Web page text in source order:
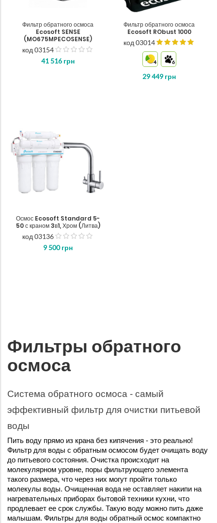
Фильтр обратного осмоса
Ecosoft SENSE
(MO675MPECOSENSE)
код 03154
41 516 грн
Фильтр обратного осмоса
Ecosoft RObust 1000
код 03014
4 6
29 449 грн
Осмос Ecosoft Standard 5-
50 с краном 3в1, Хром (Литва)
код 03136
9 500грн
Фильтры обратного
осмоса
Система обратного осмоса - самый
эффективный фильтр для очистки питьевой
воды
Пить воду прямо из крана без кипячения - это реально!
Фильтр для воды с обратным осмосом будет очищать воду
до питьевого состояния. Очистка происходит на
молекулярном уровне, поры фильтрующего элемента
такого размера, что через них могут пройти только
молекулы воды. Очищенная вода не оставляет накипи на
нагревательных приборах бытовой техники кухни, что
продлевает ее срок службы. Такую воду можно пить даже
малышам. Фильтры для воды обратный осмос компактно